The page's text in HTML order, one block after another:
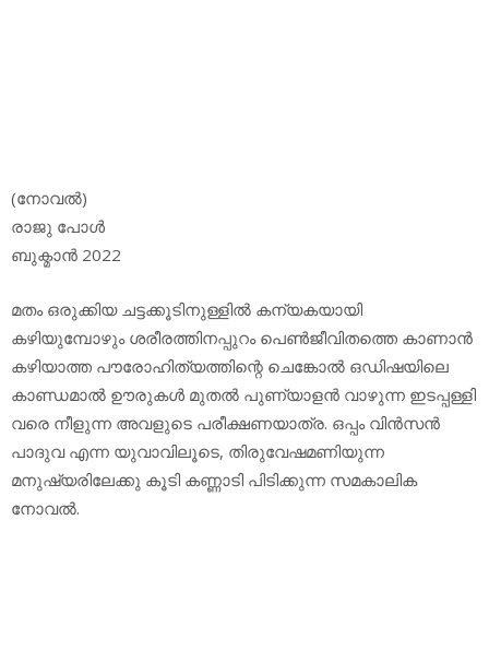
(നോവല്‍)
രാജു പോള്‍
ബുക്മാന്‍ 2022
മതം ഒരുക്കിയ ചട്ടക്കൂടിനുള്ളില്‍ കന്യകയായി
കഴിയുമ്പോഴും ശരീരത്തിനപ്പുറം പെണ്‍ജീവിതത്തെ കാണാന്‍
കഴിയാത്ത പൗരോഹിത്യത്തിന്റെ ചെങ്കോല്‍ ഒഡിഷയിലെ
കാണ്ഡമാല്‍ ഊരുകള്‍ മുതല്‍ പുണ്യാളന്‍ വാഴുന്ന ഇടപ്പള്ളി
വരെ നീളുന്ന അവളുടെ പരീക്ഷണയാത്ര. ഒപ്പം വിന്‍സന്‍
പാദുവ എന്ന യുവാവിലൂടെ, തിരുവേഷമണിയുന്ന
മനുഷ്യരിലേക്കു കൂടി കണ്ണാടി പിടിക്കുന്ന സമകാലിക
നോവല്‍.